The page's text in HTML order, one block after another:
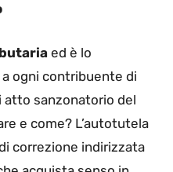
ed è lo
ogni contribuente di
atto sanzonatorio del
e come? L’autotutela
correzione indirizzata